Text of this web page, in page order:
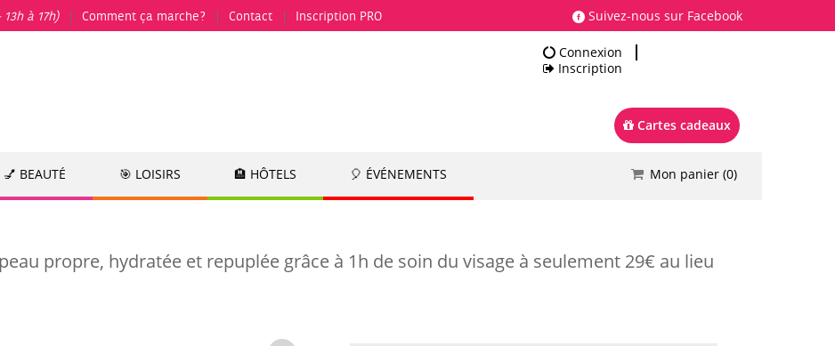
Suivez-nous sur Facebook
à 17h) Comment ça marche? Contact Inscription PRO
Connexion
Inscription
Cartes cadeaux
💅 BEAUTÉ 🎯 LOISIRS 🏨 HÔTELS 🎈 ÉVÉNEMENTS Mon panier (0)
Commander
propre, hydratée et repuplée grâce à 1h de soin du visage à seulement 29€ au lieu